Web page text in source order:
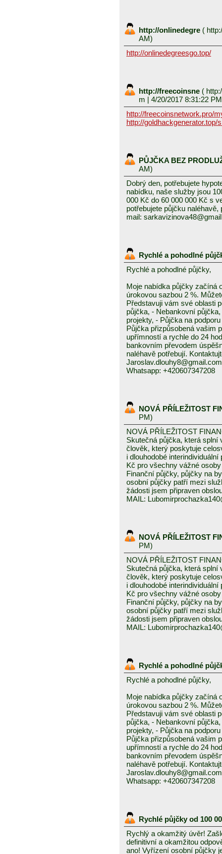
http://onlinedegre (
AM)
http://onlinedegreesgo.top/
http://freecoinsne (
m | 4/20/2017 8:31:22
http://freecoinsnetwork.pro/
http://
PŮJČKA BEZ
AM)
Dobrý den, potřebujete
nabídku, naše služby jsou
000 Kč do 60 000 000 Kč s
potřebujete půjčku
mail:
Rychlé a pohodlné
Rychlé a pohodlné půjčky,
Moje nabídka půjčky začíná
úrokovou sazbou 2 %.
Představuji vám své oblasti
půjčka, - Nebankovní
projekty, - Půjčka na
Půjčka přizpůsobená vašim
upřímností a rychle do 24
bankovním převodem
naléhavě potřebují.
Jaroslav.dlouhy8@gmail.com
Whatsapp: +420607347208
NOVÁ PŘÍLEŽITOST
PM)
NOVÁ PŘÍLEŽITOST
Skutečná půjčka, která
člověk, který poskytuje
i dlouhodobé
Kč pro všechny vážné
Finanční půjčky, půjčky na
osobní půjčky patří mezi
žádosti jsem připraven
MAIL:
NOVÁ PŘÍLEŽITOST
PM)
NOVÁ PŘÍLEŽITOST
Skutečná půjčka, která
člověk, který poskytuje
i dlouhodobé
Kč pro všechny vážné
Finanční půjčky, půjčky na
osobní půjčky patří mezi
žádosti jsem připraven
MAIL:
Rychlé a pohodlné
Rychlé a pohodlné půjčky,
Moje nabídka půjčky začíná
úrokovou sazbou 2 %.
Představuji vám své oblasti
půjčka, - Nebankovní
projekty, - Půjčka na
Půjčka přizpůsobená vašim
upřímností a rychle do 24
bankovním převodem
naléhavě potřebují.
Jaroslav.dlouhy8@gmail.com
Whatsapp: +420607347208
Rychlé půjčky od 100
Rychlý a okamžitý úvěr!
definitivní a okamžitou
ano! Vyřízení osobní půjčky